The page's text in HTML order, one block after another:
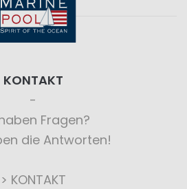
KONTAKT
Fragen?
die Antworten!
> KONTAKT